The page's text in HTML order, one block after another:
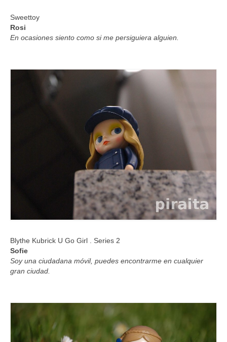
Sweettoy
Rosi
En ocasiones siento como si me persiguiera alguien.
Blythe Kubrick U Go Girl . Series 2
Sofie
Soy una ciudadana móvil, puedes encontrarme en cualquier
gran ciudad.